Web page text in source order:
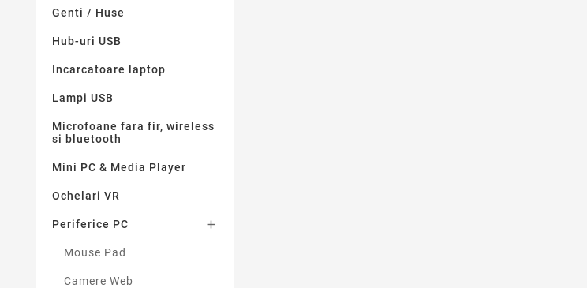
Genti / Huse
Hub-uri USB
Incarcatoare laptop
Lampi USB
Microfoane fara fir, wireless
si bluetooth
Mini PC & Media Player
Ochelari VR
Periferice PC 
Mouse Pad
Camere Web